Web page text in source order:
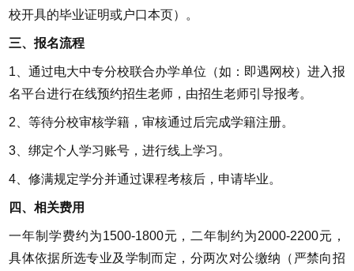
校开具的毕业证明或户口本页）。
三、报名流程
1、通过电大中专分校联合办学单位（如：即遇网校）进入报
名平台进行在线预约招生老师，由招生老师引导报考。
2、等待分校审核学籍，审核通过后完成学籍注册。
3、绑定个人学习账号，进行线上学习。
4、修满规定学分并通过课程考核后，申请毕业。
四、相关费用
一年制学费约为1500-1800元，二年制约为2000-2200元，
具体依据所选专业及学制而定，分两次对公缴纳（严禁向招